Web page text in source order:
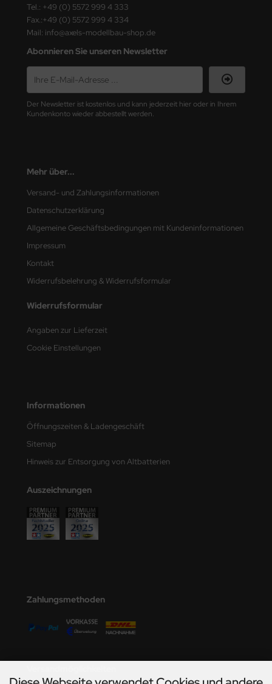
Tel.: +49 (0) 5572 999 4 333
Fax.:+49 (0) 5572 999 4 334
Mail: info@axels-modellbau-shop.de
Abonnieren Sie unseren Newsletter
Der Newsletter ist kostenlos und kann jederzeit hier oder in Ihrem
Kundenkonto wieder abbestellt werden.
Mehr über...
Versand- und Zahlungsinformationen
Datenschutzerklärung
Allgemeine Geschäftsbedingungen mit Kundeninformationen
Impressum
Kontakt
Widerrufsbelehrung & Widerrufsformular
Widerrufsformular
Angaben zur Lieferzeit
Cookie Einstellungen
Informationen
Öffnungszeiten & Ladengeschäft
Sitemap
Hinweis zur Entsorgung von Altbatterien
Auszeichnungen
Zahlungsmethoden